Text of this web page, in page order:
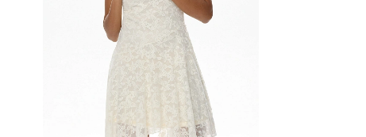
42-44
46-48
48-50